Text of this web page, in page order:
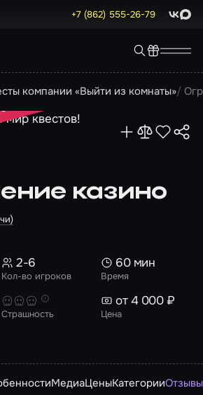
+7 (862) 555-26-79 Max
компании «Выйти из комнаты»
казино
КВЕСТ ЗАКРЫТ
Кол-во игроков
2-6
Время
60 мин
Страшность Цена
от 4 000 ₽
МедиаЦеныКатегорииОтзывы